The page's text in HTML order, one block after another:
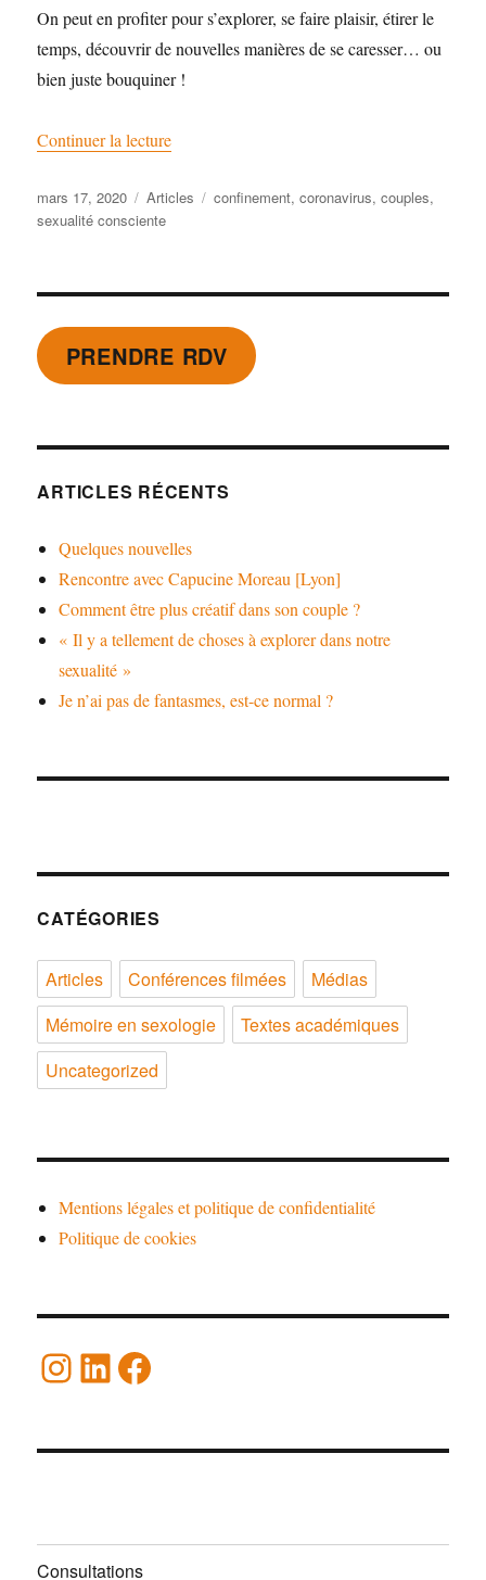
On peut en profiter pour s’explorer, se faire plaisir, étirer le
temps, découvrir de nouvelles manières de se caresser… ou
bien juste bouquiner !
Continuer la lecturede « Quelques semaines chez soi, seul-e,
Publié
le
mars 17, 2020 Catégories
Articles Étiquettes
confinement,coronavirus,couples,
sexualité consciente
PRENDRE RDV
ARTICLES RÉCENTS
Quelques nouvelles
Rencontre avec Capucine Moreau [Lyon]
Comment être plus créatif dans son couple ?
« Il y a tellement de choses à explorer dans notre
sexualité »
Je n’ai pas de fantasmes, est-ce normal ?
CATÉGORIES
Articles Conférences filmées
Médias
Mémoire en sexologie
Textes académiques
Uncategorized
Mentions légales et politique de confidentialité
Politique de cookies
Instagram
LinkedIn
Facebook
Consultations